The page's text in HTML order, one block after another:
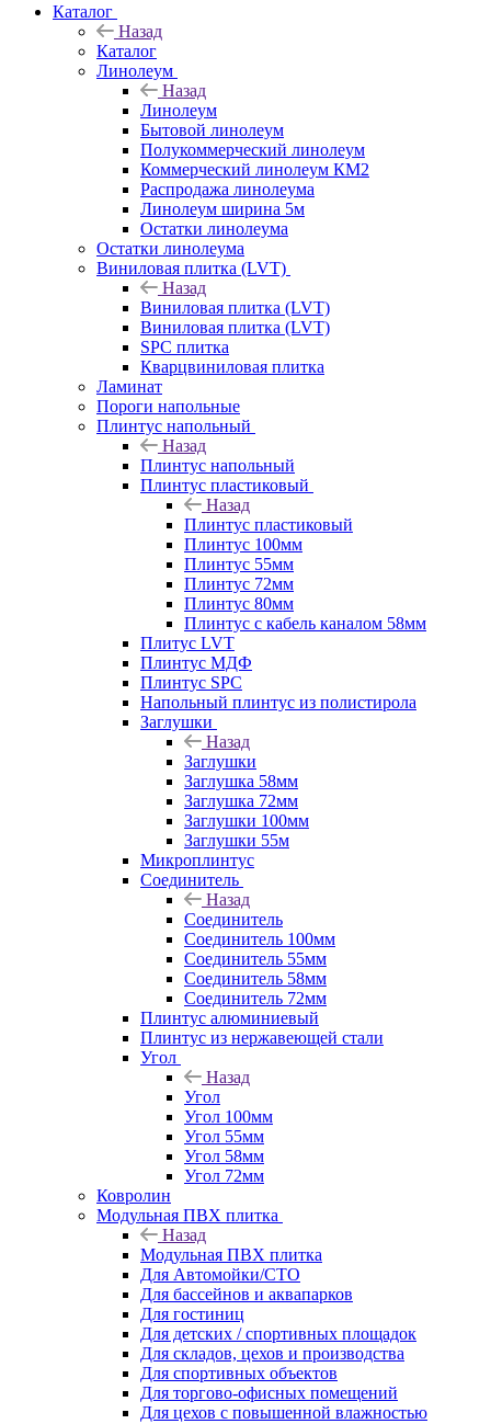
Каталог
Назад
Каталог
Линолеум
Назад
Линолеум
Бытовой линолеум
Полукоммерческий линолеум
Коммерческий линолеум КМ2
Распродажа линолеума
Линолеум ширина 5м
Остатки линолеума
Остатки линолеума
Виниловая плитка (LVT)
Назад
Виниловая плитка (LVT)
Виниловая плитка (LVT)
SPC плитка
Кварцвиниловая плитка
Ламинат
Пороги напольные
Плинтус напольный
Назад
Плинтус напольный
Плинтус пластиковый
Назад
Плинтус пластиковый
Плинтус 100мм
Плинтус 55мм
Плинтус 72мм
Плинтус 80мм
Плинтус с кабель каналом 58мм
Плитус LVT
Плинтус МДФ
Плинтус SPC
Напольный плинтус из полистирола
Заглушки
Назад
Заглушки
Заглушка 58мм
Заглушка 72мм
Заглушки 100мм
Заглушки 55м
Микроплинтус
Соединитель
Назад
Соединитель
Соединитель 100мм
Соединитель 55мм
Соединитель 58мм
Соединитель 72мм
Плинтус алюминиевый
Плинтус из нержавеющей стали
Угол
Назад
Угол
Угол 100мм
Угол 55мм
Угол 58мм
Угол 72мм
Ковролин
Модульная ПВХ плитка
Назад
Модульная ПВХ плитка
Для Автомойки/СТО
Для бассейнов и аквапарков
Для гостиниц
Для детских / спортивных площадок
Для складов, цехов и производства
Для спортивных объектов
Для торгово-офисных помещений
Для цехов с повышенной влажностью